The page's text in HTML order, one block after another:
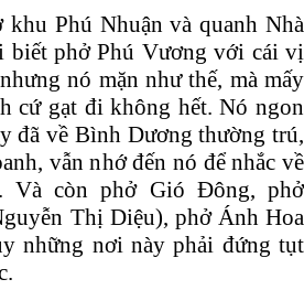
Phú Nhuận và quanh Nhà
biết phở Phú Vương với cái vị
nó mặn như thế, mà mấy
cứ gạt đi không hết. Nó ngon
đã về Bình Dương thường trú,
vẫn nhớ đến nó để nhắc về
Và còn phở Gió Đông, phở
Thị Diệu), phở Ánh Hoa
những nơi này phải đứng tụt